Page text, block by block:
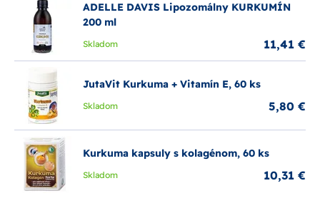
ADELLE DAVIS Lipozomálny KURKUMÍN
200 ml
Skladom 11,41 €
JutaVit Kurkuma + Vitamín E, 60 ks
Skladom 5,80 €
Kurkuma kapsuly s kolagénom, 60 ks
Skladom 10,31 €